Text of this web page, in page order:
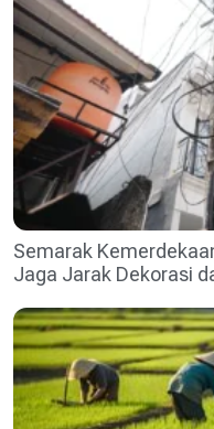
Semarak
Jaga Jarak Dekorasi